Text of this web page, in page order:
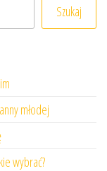
Szukaj
młodej
wybrać?